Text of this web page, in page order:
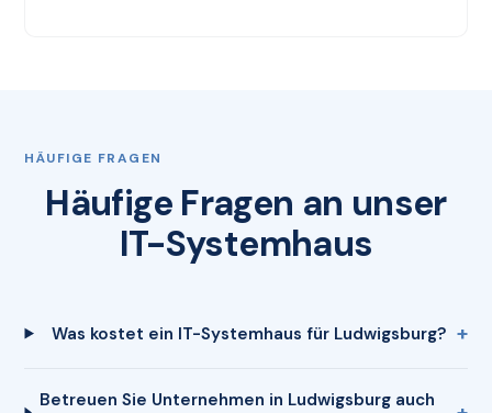
HÄUFIGE FRAGEN
Häufige Fragen an unser
IT-Systemhaus
Was kostet ein IT-Systemhaus für Ludwigsburg?
Betreuen Sie Unternehmen in Ludwigsburg auch